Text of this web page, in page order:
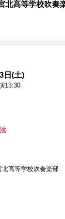
北高等学校吹奏
日(土)
13:30
高等学校吹奏楽部